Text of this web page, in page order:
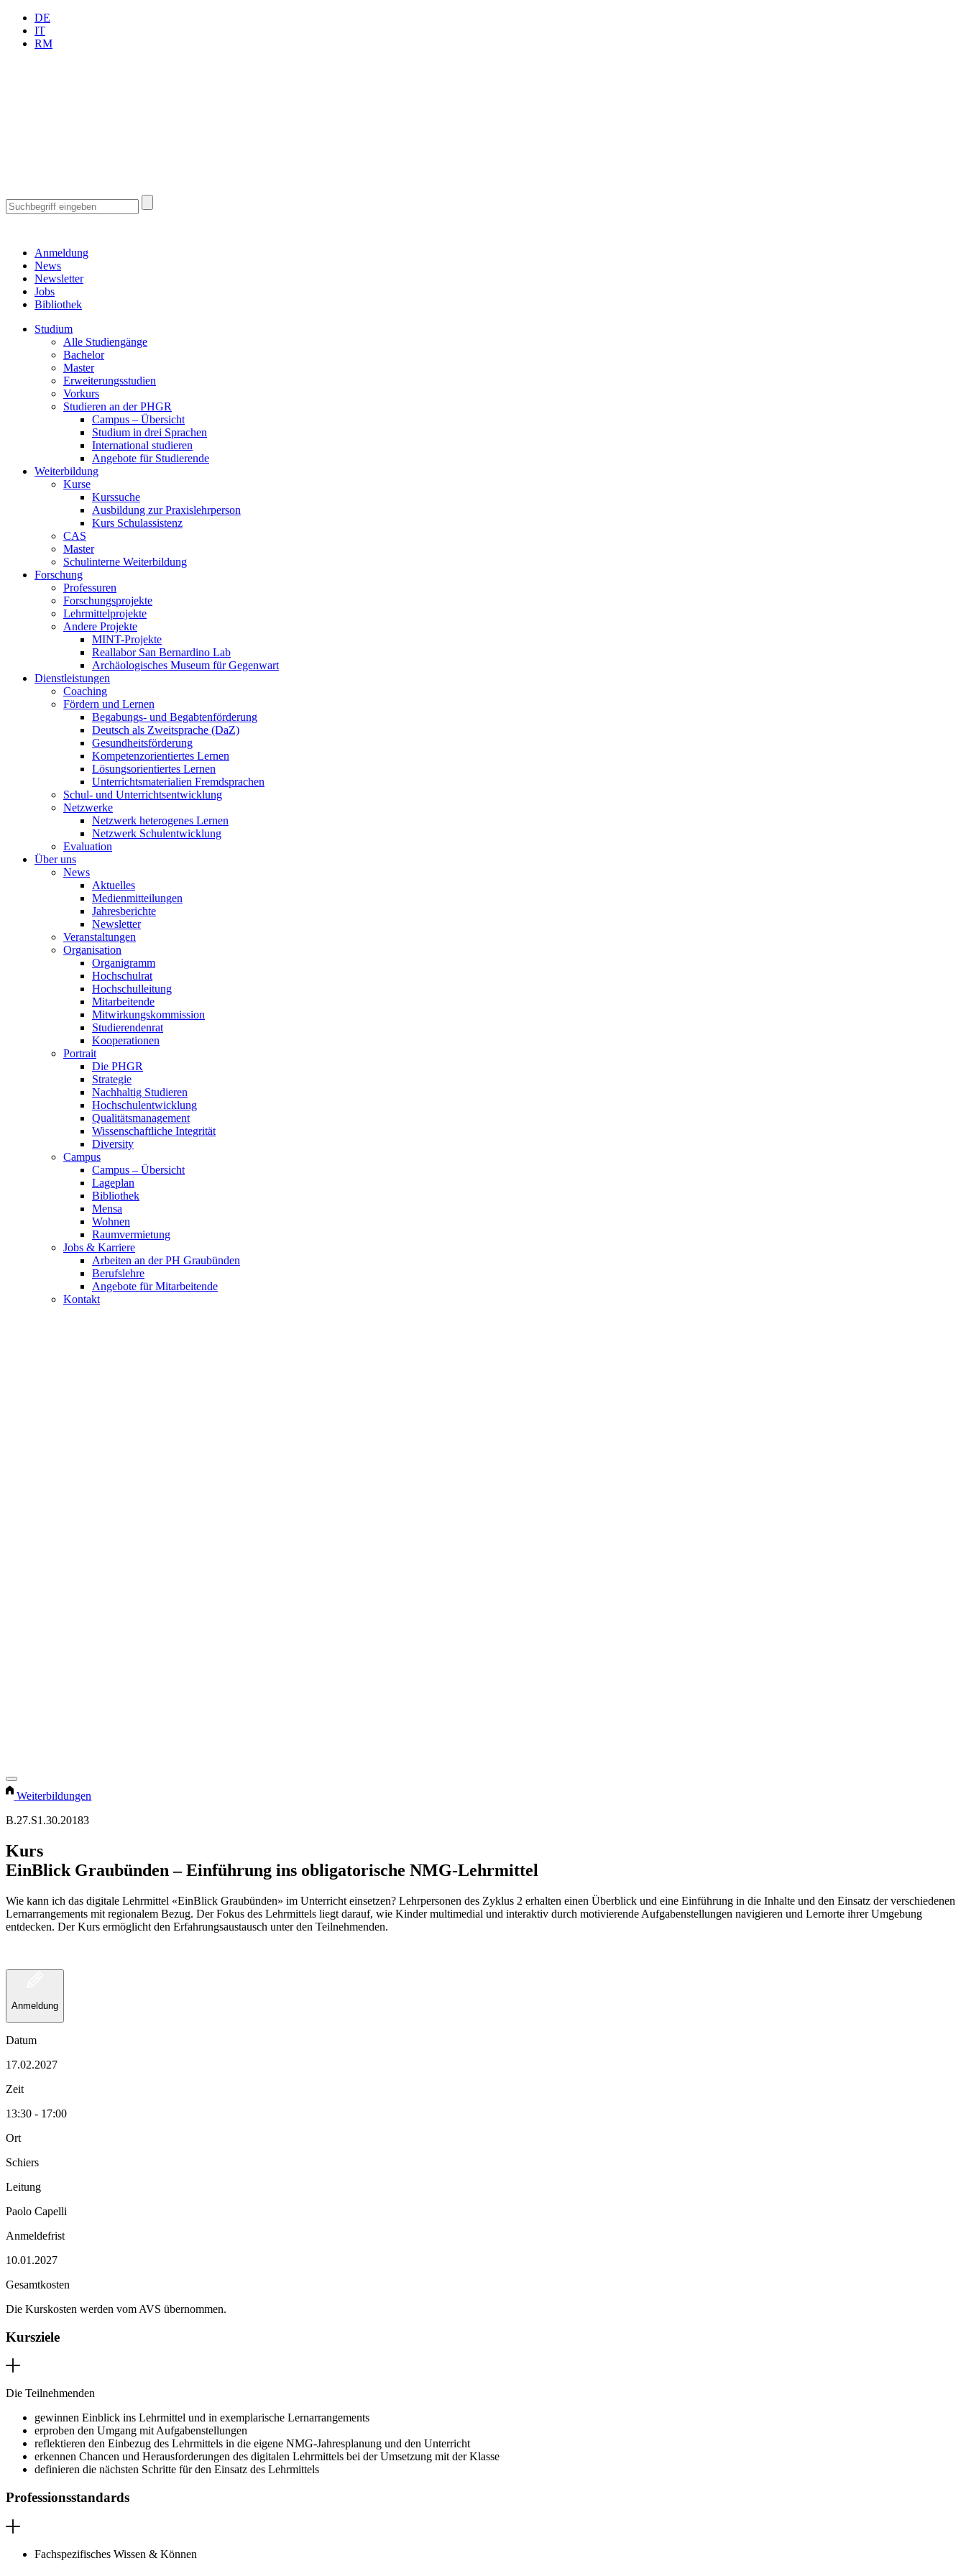
DE
IT
RM
Anmeldung
News
Newsletter
Jobs
Bibliothek
Studium
Alle Studiengänge
Bachelor
Master
Erweiterungsstudien
Vorkurs
Studieren an der PHGR
Campus – Übersicht
Studium in drei Sprachen
International studieren
Angebote für Studierende
Weiterbildung
Kurse
Kurssuche
Ausbildung zur Praxislehrperson
Kurs Schulassistenz
CAS
Master
Schulinterne Weiterbildung
Forschung
Professuren
Forschungsprojekte
Lehrmittelprojekte
Andere Projekte
MINT-Projekte
Reallabor San Bernardino Lab
Archäologisches Museum für Gegenwart
Dienstleistungen
Coaching
Fördern und Lernen
Begabungs- und Begabtenförderung
Deutsch als Zweitsprache (DaZ)
Gesundheitsförderung
Kompetenzorientiertes Lernen
Lösungsorientiertes Lernen
Unterrichtsmaterialien Fremdsprachen
Schul- und Unterrichtsentwicklung
Netzwerke
Netzwerk heterogenes Lernen
Netzwerk Schulentwicklung
Evaluation
Über uns
News
Aktuelles
Medienmitteilungen
Jahresberichte
Newsletter
Veranstaltungen
Organisation
Organigramm
Hochschulrat
Hochschulleitung
Mitarbeitende
Mitwirkungskommission
Studierendenrat
Kooperationen
Portrait
Die PHGR
Strategie
Nachhaltig Studieren
Hochschulentwicklung
Qualitätsmanagement
Wissenschaftliche Integrität
Diversity
Campus
Campus – Übersicht
Lageplan
Bibliothek
Mensa
Wohnen
Raumvermietung
Jobs & Karriere
Arbeiten an der PH Graubünden
Berufslehre
Angebote für Mitarbeitende
Kontakt
Weiterbildungen
B.27.S1.30.20183
Kurs
EinBlick Graubünden – Einführung ins obligatorische NMG-Lehrmittel
Wie kann ich das digitale Lehrmittel «EinBlick Graubünden» im Unterricht einsetzen? Lehrpersonen des Zyklus 2 erhalten einen Überblick und eine Einführung in die Inhalte und den Einsatz der verschiedenen
Lernarrangements mit regionalem Bezug. Der Fokus des Lehrmittels liegt darauf, wie Kinder multimedial und interaktiv durch motivierende Aufgabenstellungen navigieren und Lernorte ihrer Umgebung
entdecken. Der Kurs ermöglicht den Erfahrungsaustausch unter den Teilnehmenden.
Anmeldung
Datum
17.02.2027
Zeit
13:30 - 17:00
Ort
Schiers
Leitung
Paolo Capelli
Anmeldefrist
10.01.2027
Gesamtkosten
Die Kurskosten werden vom AVS übernommen.
Kursziele
Die Teilnehmenden
gewinnen Einblick ins Lehrmittel und in exemplarische Lernarrangements
erproben den Umgang mit Aufgabenstellungen
reflektieren den Einbezug des Lehrmittels in die eigene NMG-Jahresplanung und den Unterricht
erkennen Chancen und Herausforderungen des digitalen Lehrmittels bei der Umsetzung mit der Klasse
definieren die nächsten Schritte für den Einsatz des Lehrmittels
Professionsstandards
Fachspezifisches Wissen & Können